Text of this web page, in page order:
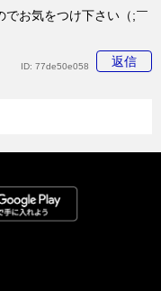
でお気をつけ下さい（;￣
返信
ID: 77de50e058